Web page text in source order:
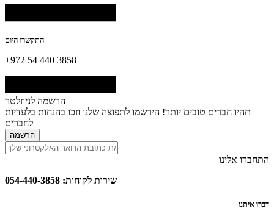
התקשרו היום
+972 54 440 3858
הרשמה לניוזלטר
תהיו חברים טובים יותר! הירשמו לתפוצה שלנו וזכו בהנחות בלעדיות
לחברים
הרשמה
התחברו אלינו
שירות לקוחות: 054-440-3858
דברו איתנו